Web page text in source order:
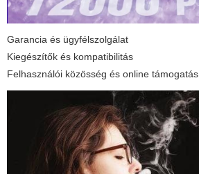
Garancia és ügyfélszolgálat
Kiegészítők és kompatibilitás
Felhasználói közösség és online támogatás